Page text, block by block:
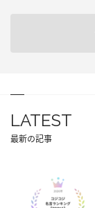
LATEST
最新の記事